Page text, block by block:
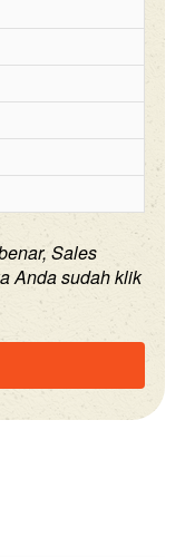
Sales
Anda sudah klik